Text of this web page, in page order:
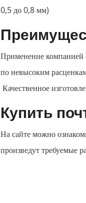
0,5 до 0,8 мм)
Применение компанией
по невысоким
Качественное
Купить
На сайте можно
произведут требуемые